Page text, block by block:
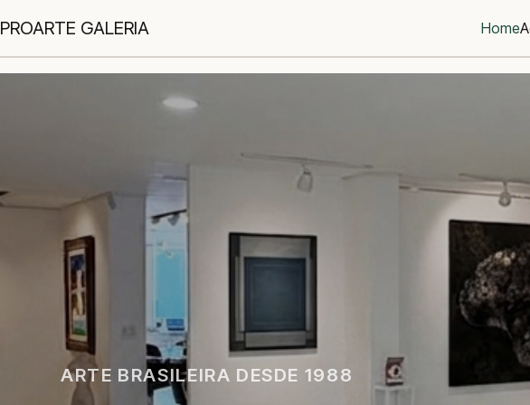
PROARTE GALERIA Home
ARTE BRASILEIRA DESDE 1988